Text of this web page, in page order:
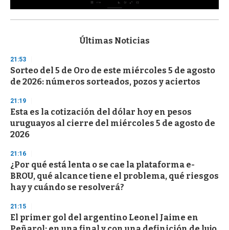
s
d
s
o
f
3
s
c
o
d
Últimas Noticias
21:53
Sorteo del 5 de Oro de este miércoles 5 de agosto
de 2026: números sorteados, pozos y aciertos
21:19
Esta es la cotización del dólar hoy en pesos
uruguayos al cierre del miércoles 5 de agosto de
2026
21:16
¿Por qué está lenta o se cae la plataforma e-
BROU, qué alcance tiene el problema, qué riesgos
hay y cuándo se resolverá?
21:15
El primer gol del argentino Leonel Jaime en